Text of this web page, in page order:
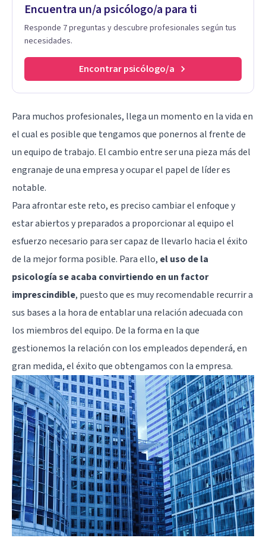
Encuentra un/a psicólogo/a para ti
Responde 7 preguntas y descubre profesionales según tus
necesidades.
Encontrar psicólogo/a
Para muchos profesionales, llega un momento en la vida en
el cual es posible que tengamos que ponernos al frente de
un equipo de trabajo. El cambio entre ser una pieza más del
engranaje de unaempresay ocupar el papel de líderes
notable.
Para afrontar este reto, es preciso cambiar el enfoque y
estar abiertos y preparados a proporcionar al equipo el
esfuerzo necesario para ser capaz de llevarlo hacia el éxito
de la mejor forma posible. Para ello, el uso de la
psicología se acaba convirtiendo en un factor
imprescindible, puesto que es muy recomendable recurrir a
sus bases a la hora de entablar una relación adecuada con
los miembros del equipo. De la forma en la que
gestionemos la relación con los empleados dependerá, en
gran medida, el éxito que obtengamos con la empresa.